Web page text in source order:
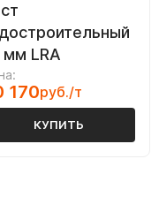
мм LRA
170руб./т
КУПИТЬ